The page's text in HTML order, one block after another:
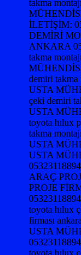
toyota hılux
takma
USTA
USTA
05323118894
ARAÇ
PROJE
05323118894
toyota hılux
firması ankara
USTA
05323118894